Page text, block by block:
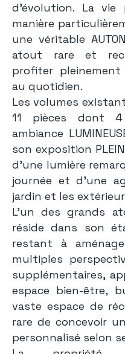
d’évolution. La vie
manière
une véritable
atout rare et
profiter pleinement
au quotidien.
Les volumes
11 pièces dont
ambiance
son exposition
d’une lumière
journée et d’une
jardin et les
L’un des grands
réside dans son
restant à
multiples
supplémentaires,
espace bien-être,
vaste espace de
rare de concevoir
personnalisé selon